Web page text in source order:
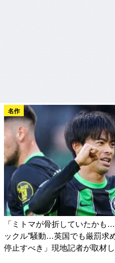
名作
「ミトマが骨折していたかも
ックル”騒動…英国でも厳罰求
停止すべき」現地記者が取材し